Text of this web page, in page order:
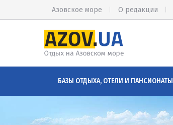
Азовское море О редакции
Питание в Кирилловке
БАЗЫ ОТДЫХА, ОТЕЛИ И ПАНСИОНАТЫ